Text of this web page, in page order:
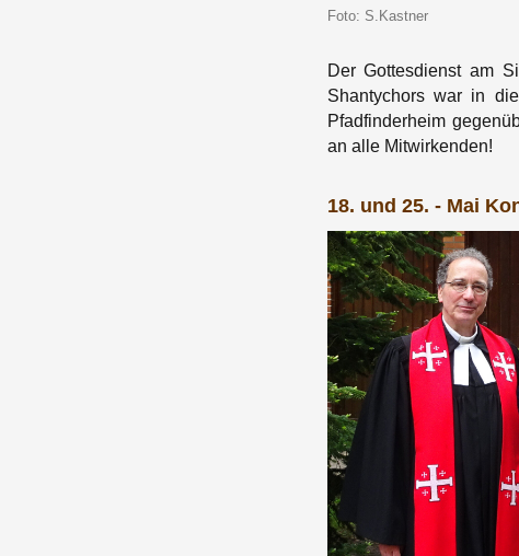
Foto: S.Kastner
Der Gottesdienst am
Shantychors war in
Pfadfinderheim
an alle Mitwirkenden!
18. und 25. - Mai